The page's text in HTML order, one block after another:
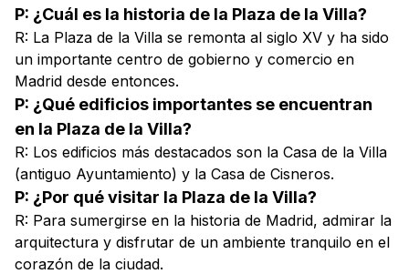
P: ¿Cuál es la historia de la Plaza de la Villa?
R: La Plaza de la Villa se remonta al siglo XV y ha sido
un importante centro de gobierno y comercio en
Madrid desde entonces.
P: ¿Qué edificios importantes se encuentran
en la Plaza de la Villa?
R: Los edificios más destacados son la Casa de la Villa
(antiguo Ayuntamiento) y la Casa de Cisneros.
P: ¿Por qué visitar la Plaza de la Villa?
R: Para sumergirse en la historia de Madrid, admirar la
arquitectura y disfrutar de un ambiente tranquilo en el
corazón de la ciudad.